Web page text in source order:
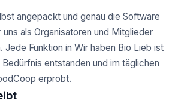
angepackt und genau die Software
als Organisatoren und Mitglieder
Jede Funktion in Wir haben Bio Lieb ist
entstanden und im täglichen
erprobt.